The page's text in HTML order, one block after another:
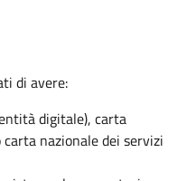
di avere:
digitale), carta
nazionale dei servizi